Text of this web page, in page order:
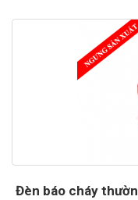
Đèn báo cháy